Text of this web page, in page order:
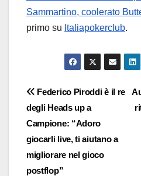
Sammartino, coolerato
primo su Italiapokerclub.
Navigazione
articoli
Federico Piroddi è il re
degli Heads up a
Campione: “Adoro
giocarli live, ti aiutano a
migliorare nel gioco
postflop”